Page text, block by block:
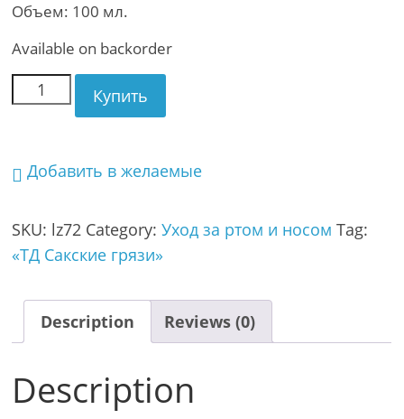
Объем: 100 мл.
Available on backorder
Купить
Добавить в желаемые
SKU: lz72 Category:Уход за ртом и носом Tag:
«ТД Сакские грязи»
Description Reviews (0)
Description